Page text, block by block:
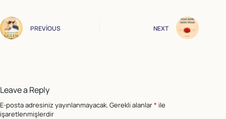
PREVIOUS NEXT
Leave a Reply
E-posta adresiniz yayınlanmayacak. Gerekli alanlar* ile
işaretlenmişlerdir